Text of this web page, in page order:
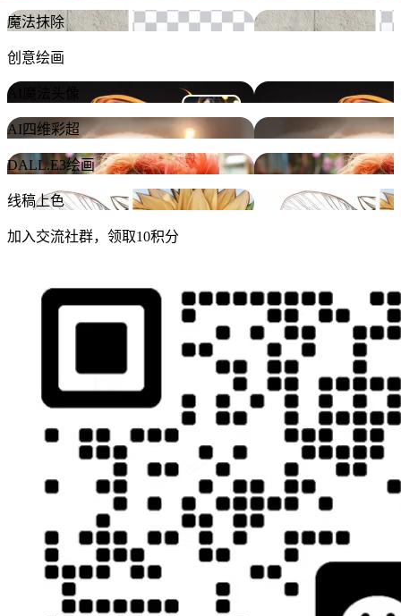
魔法抹除
创意绘画
AI魔法头像
AI四维彩超
DALL.E3绘画
线稿上色
加入交流社群，领取10积分